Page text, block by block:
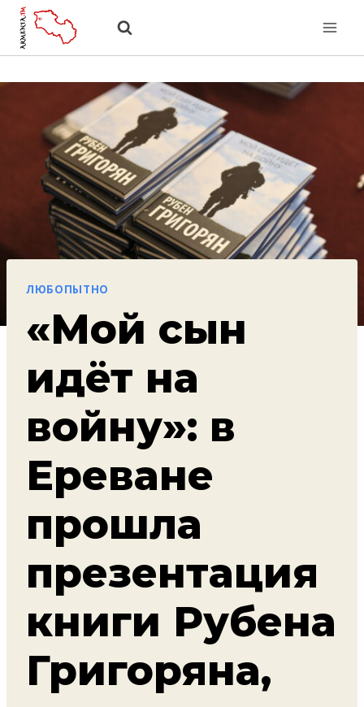
Перейти
ЛЮБОПЫТНО
«Мой сын
идёт на
войну»: в
Ереване
прошла
презентация
книги Рубена
Григоряна,